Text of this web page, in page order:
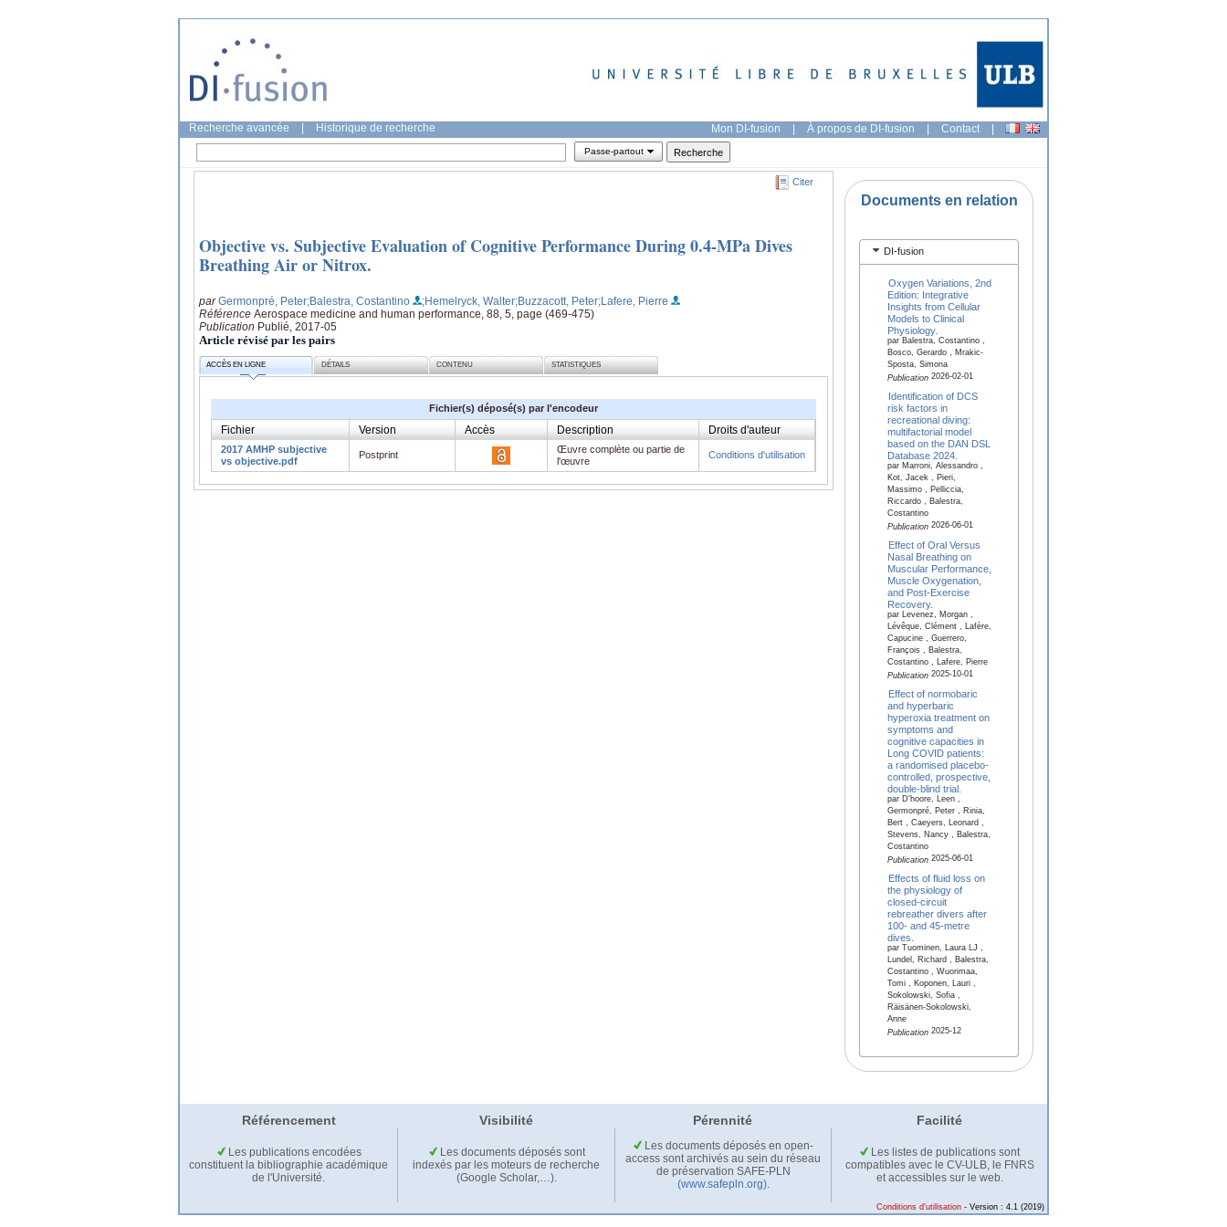
Recherche avancée Historique de recherche Mon DI-fusion | À propos de DI-fusion | Contact |
Passe-partout
Citer
Objective vs. Subjective Evaluation of Cognitive Performance During 0.4-MPa Dives
Breathing Air or Nitrox.
parGermonpré, Peter;Balestra, Costantino ;Hemelryck, Walter;Buzzacott, Peter;Lafere, Pierre
Référence Aerospace medicine and human performance, 88, 5, page (469-475)
Publication Publié, 2017-05
Article révisé par les pairs
ACCÈS EN LIGNE DÉTAILS CONTENU STATISTIQUES
Fichier(s) déposé(s) par l'encodeur
Fichier Version Accès Description Droits d'auteur
2017 AMHP subjective
vs objective.pdf
Postprint
Œuvre complète ou partie de
l'œuvre
Conditions d'utilisation
Documents en relation
DI-fusion
Oxygen Variations, 2nd
Edition: Integrative
Insights from Cellular
Models to Clinical
Physiology.
par Balestra, Costantino ,
Bosco, Gerardo , Mrakic-
Sposta, Simona
Publication2026-02-01
Identification of DCS
risk factors in
recreational diving:
multifactorial model
based on the DAN DSL
Database 2024.
par Marroni, Alessandro ,
Kot, Jacek , Pieri,
Massimo , Pelliccia,
Riccardo , Balestra,
Costantino
Publication2026-06-01
Effect of Oral Versus
Nasal Breathing on
Muscular Performance,
Muscle Oxygenation,
and Post-Exercise
Recovery.
par Levenez, Morgan ,
Lévêque, Clément , Lafère,
Capucine , Guerrero,
François , Balestra,
Costantino , Lafere, Pierre
Publication2025-10-01
Effect of normobaric
and hyperbaric
hyperoxia treatment on
symptoms and
cognitive capacities in
Long COVID patients:
a randomised placebo-
controlled, prospective,
double-blind trial.
par D'hoore, Leen ,
Germonpré, Peter , Rinia,
Bert , Caeyers, Leonard ,
Stevens, Nancy , Balestra,
Costantino
Publication2025-06-01
Effects of fluid loss on
the physiology of
closed-circuit
rebreather divers after
100- and 45-metre
dives.
par Tuominen, Laura LJ ,
Lundel, Richard , Balestra,
Costantino , Wuorimaa,
Tomi , Koponen, Lauri ,
Sokolowski, Sofia ,
Räisänen-Sokolowski,
Anne
Publication2025-12
Référencement Visibilité Pérennité Facilité
Les publications encodées
constituent la bibliographie académique
de l'Université.
Les documents déposés sont
indexés par les moteurs de recherche
(Google Scholar,…).
Les documents déposés en open-
access sont archivés au sein du réseau
de préservation SAFE-PLN
(www.safepln.org).
Les listes de publications sont
compatibles avec le CV-ULB, le FNRS
et accessibles sur le web.
Conditions d'utilisation - Version : 4.1 (2019)